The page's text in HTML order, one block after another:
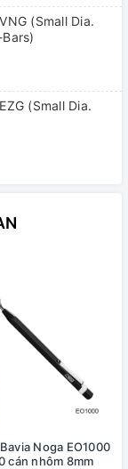
(Small Dia.
(Small Dia.
Noga EO1000
cán nhôm 8mm